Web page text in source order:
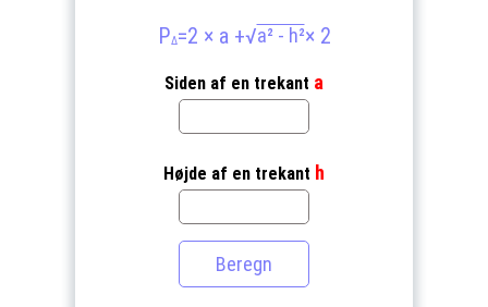
PΔ=2 × a +√a² - h²× 2
Siden af en trekant a
Højde af en trekant h